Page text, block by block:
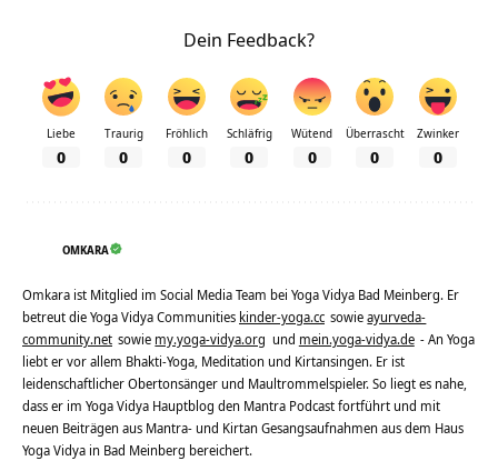
Dein Feedback?
Liebe
0
Traurig
0
Fröhlich
0
Schläfrig
0
Wütend
0
Überrascht
0
Zwinker
0
OMKARA
Omkara ist Mitglied im Social Media Team bei Yoga Vidya Bad Meinberg. Er
betreut die Yoga Vidya Communities kinder-yoga.cc sowieayurveda-
community.net sowie my.yoga-vidya.org und mein.yoga-vidya.de - An Yoga
liebt er vor allem Bhakti-Yoga, Meditation und Kirtansingen. Er ist
leidenschaftlicher Obertonsänger und Maultrommelspieler. So liegt es nahe,
dass er im Yoga Vidya Hauptblog den Mantra Podcast fortführt und mit
neuen Beiträgen aus Mantra- und Kirtan Gesangsaufnahmen aus dem Haus
Yoga Vidya in Bad Meinberg bereichert.